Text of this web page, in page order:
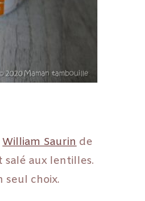
William Saurin de
aux lentilles.
seul choix.